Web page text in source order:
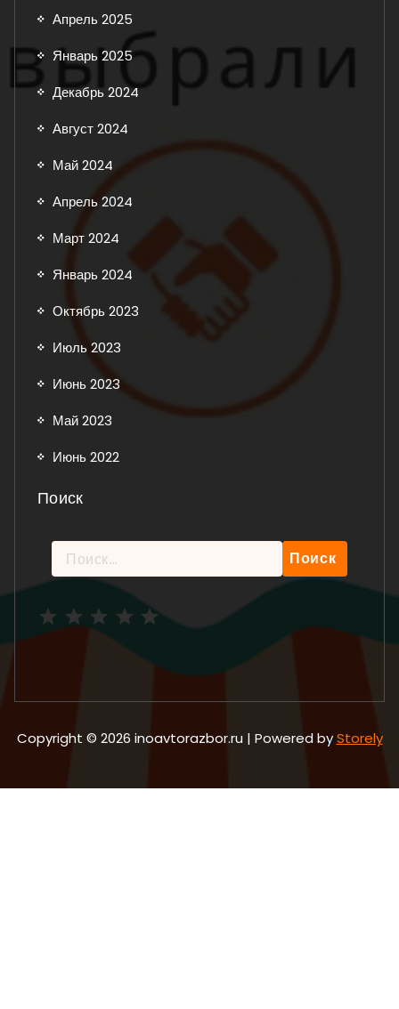
Апрель 2025
Январь 2025
Декабрь 2024
Август 2024
Май 2024
Апрель 2024
Март 2024
Январь 2024
Октябрь 2023
Июль 2023
Июнь 2023
Май 2023
Июнь 2022
Поиск
Найти:
Copyright © 2026 inoavtorazbor.ru | Powered byStorely